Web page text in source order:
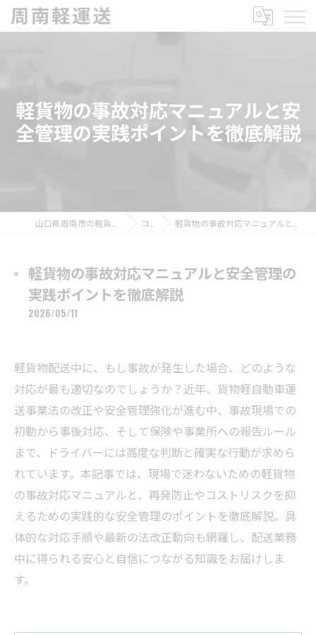
軽貨物の事故対応マニュアルと安
全管理の実践ポイントを徹底解説
コラム 軽貨物の事故対応マニュアルと安全管理の実践ポイントを徹底解説
軽貨物の事故対応マニュアルと安全管理の
実践ポイントを徹底解説
2026/05/11
軽貨物配送中に、もし事故が発生した場合、どのような
対応が最も適切なのでしょうか？近年、貨物軽自動車運
送事業法の改正や安全管理強化が進む中、事故現場での
初動から事後対応、そして保険や事業所への報告ルール
まで、ドライバーには高度な判断と確実な行動が求めら
れています。本記事では、現場で迷わないための軽貨物
の事故対応マニュアルと、再発防止やコストリスクを抑
えるための実践的な安全管理のポイントを徹底解説。具
体的な対応手順や最新の法改正動向も網羅し、配送業務
中に得られる安心と自信につながる知識をお届けしま
す。